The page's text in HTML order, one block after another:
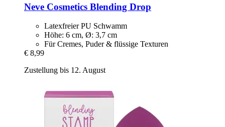
Neve Cosmetics Blending Drop
Latexfreier PU Schwamm
Höhe: 6 cm, Ø: 3,7 cm
Für Cremes, Puder & flüssige Texturen
€ 8,99
Zustellung bis 12. August